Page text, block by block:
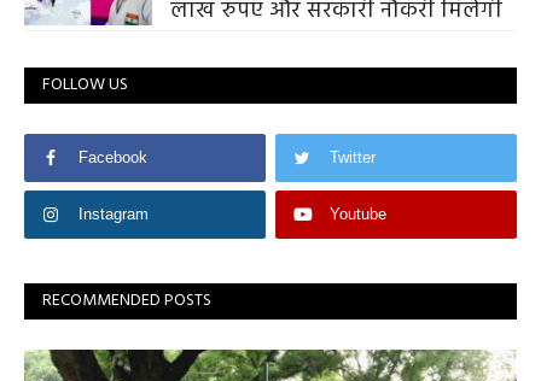
लाख रुपए और सरकारी नौकरी मिलेगी
FOLLOW US
Facebook Twitter
Instagram Youtube
RECOMMENDED POSTS